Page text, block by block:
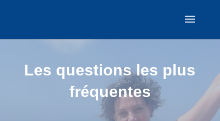
Les questions les plus
fréquentes